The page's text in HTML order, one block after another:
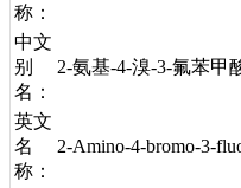
称：
中文
别
名：
2-氨基-4-溴-3-氟苯甲
英文
名
称：
2-Amino-4-bromo-3-